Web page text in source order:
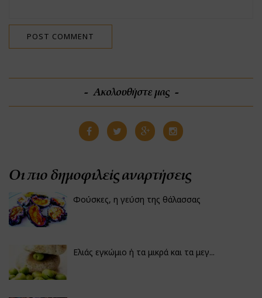
Ακολουθήστε μας
Οι πιο δημοφιλείς αναρτήσεις
Φούσκες, η γεύση της θάλασσας
Ελιάς εγκώμιο ή τα μικρά και τα μεγ...